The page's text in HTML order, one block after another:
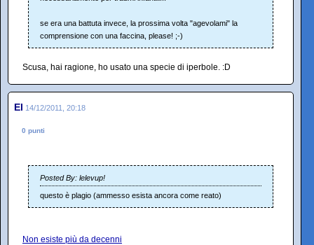
se era una battuta invece, la prossima volta "agevolami" la
comprensione con una faccina, please! ;-)
Scusa, hai ragione, ho usato una specie di iperbole. :D
El 14/12/2011, 20:18
0 punti
Posted By: lelevup!
questo è plagio (ammesso esista ancora come reato)
Non esiste più da decenni